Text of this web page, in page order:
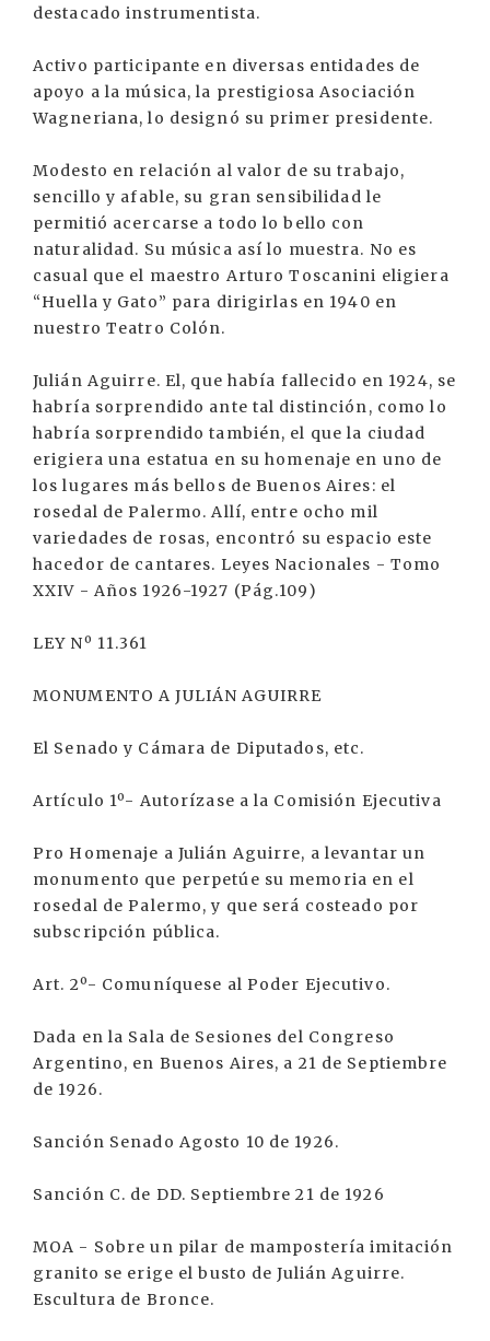
destacado instrumentista.
Activo participante en diversas entidades de
apoyo a la música, la prestigiosa Asociación
Wagneriana, lo designó su primer presidente.
Modesto en relación al valor de su trabajo,
sencillo y afable, su gran sensibilidad le
permitió acercarse a todo lo bello con
naturalidad. Su música así lo muestra. No es
casual que el maestro Arturo Toscanini eligiera
“Huella y Gato” para dirigirlas en 1940 en
nuestro Teatro Colón.
Julián Aguirre. El, que había fallecido en 1924, se
habría sorprendido ante tal distinción, como lo
habría sorprendido también, el que la ciudad
erigiera una estatua en su homenaje en uno de
los lugares más bellos de Buenos Aires: el
rosedal de Palermo. Allí, entre ocho mil
variedades de rosas, encontró su espacio este
hacedor de cantares. Leyes Nacionales - Tomo
XXIV - Años 1926-1927 (Pág.109)
LEY Nº 11.361
MONUMENTO A JULIÁN AGUIRRE
El Senado y Cámara de Diputados, etc.
Artículo 1º- Autorízase a la Comisión Ejecutiva
Pro Homenaje a Julián Aguirre, a levantar un
monumento que perpetúe su memoria en el
rosedal de Palermo, y que será costeado por
subscripción pública.
Art. 2º- Comuníquese al Poder Ejecutivo.
Dada en la Sala de Sesiones del Congreso
Argentino, en Buenos Aires, a 21 de Septiembre
de 1926.
Sanción Senado Agosto 10 de 1926.
Sanción C. de DD. Septiembre 21 de 1926
MOA - Sobre un pilar de mampostería imitación
granito se erige el busto de Julián Aguirre.
Escultura de Bronce.